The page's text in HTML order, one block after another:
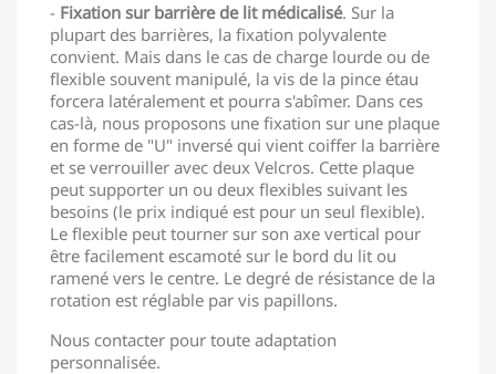
- Fixation sur barrière de lit médicalisé. Sur la
plupart des barrières, la fixation polyvalente
convient. Mais dans le cas de charge lourde ou de
flexible souvent manipulé, la vis de la pince étau
forcera latéralement et pourra s'abîmer. Dans ces
cas-là, nous proposons une fixation sur une plaque
en forme de "U" inversé qui vient coiffer la barrière
et se verrouiller avec deux Velcros. Cette plaque
peut supporter un ou deux flexibles suivant les
besoins (le prix indiqué est pour un seul flexible).
Le flexible peut tourner sur son axe vertical pour
être facilement escamoté sur le bord du lit ou
ramené vers le centre. Le degré de résistance de la
rotation est réglable par vis papillons.
Nous contacter pour toute adaptation
personnalisée.